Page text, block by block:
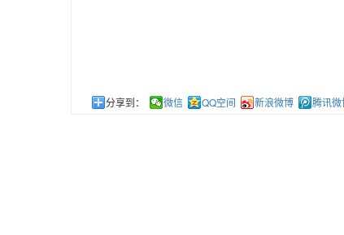
分享到： 微信 QQ空间 新浪微博 腾讯微